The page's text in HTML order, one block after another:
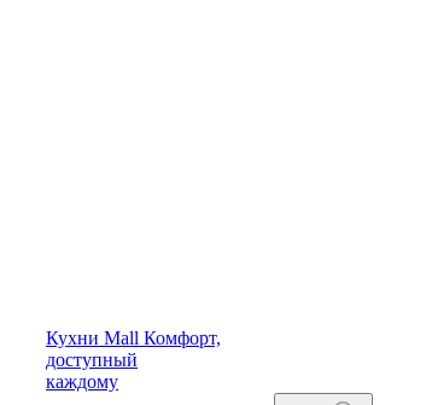
Кухни Mall Комфорт,
доступный
каждому